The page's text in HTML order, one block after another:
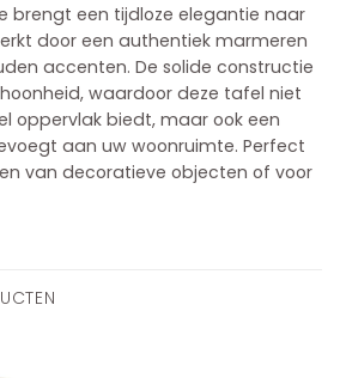
brengt een tijdloze elegantie naar
door een authentiek marmeren
accenten. De solide constructie
waardoor deze tafel niet
oppervlak biedt, maar ook een
aan uw woonruimte. Perfect
van decoratieve objecten of voor